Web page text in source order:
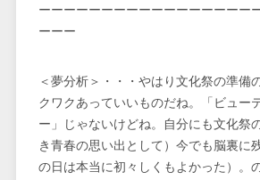
ーーーーーーーーーーーーーーーーー
ーーー
＜夢分析＞・・・やはり文化祭の準備
クワクあっていいものだね。「ビュー
ー」じゃないけどね。自分にも文化祭
き青春の思い出として）今でも脳裏に
の日は本当に初々しくもよかった）。